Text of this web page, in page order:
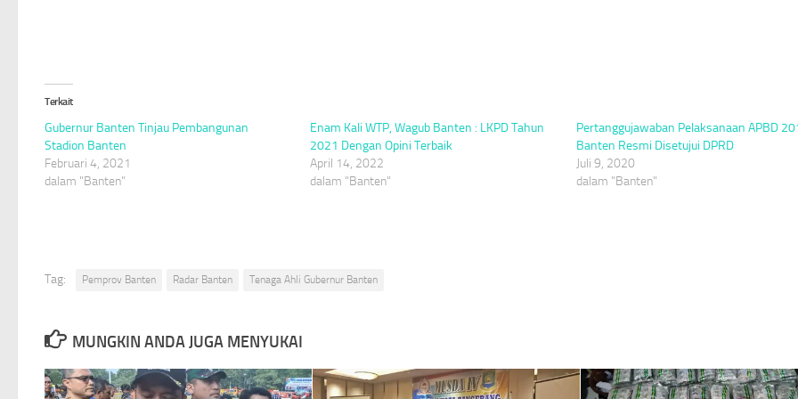
Terkait
Gubernur Banten Tinjau Pembangunan
Stadion Banten
Februari 4, 2021
dalam "Banten"
Enam Kali WTP, Wagub Banten : LKPD Tahun
2021 Dengan Opini Terbaik
April 14, 2022
dalam "Banten"
Pertanggujawaban Pelaksanaan APBD
Banten Resmi Disetujui DPRD
Juli 9, 2020
dalam "Banten"
Tag: Pemprov Banten Radar Banten Tenaga Ahli Gubernur Banten
MUNGKIN ANDA JUGA MENYUKAI